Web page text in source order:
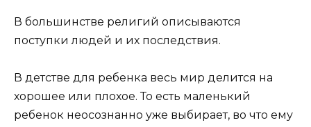
В большинстве религий описываются
поступки людей и их последствия.
В детстве для ребенка весь мир делится на
хорошее или плохое. То есть маленький
ребенок неосознанно уже выбирает, во что ему